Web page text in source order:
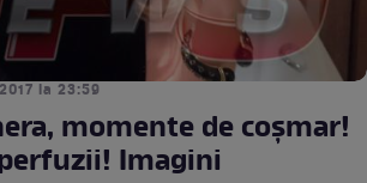
la 23:59
momente de coșmar!
Imagini